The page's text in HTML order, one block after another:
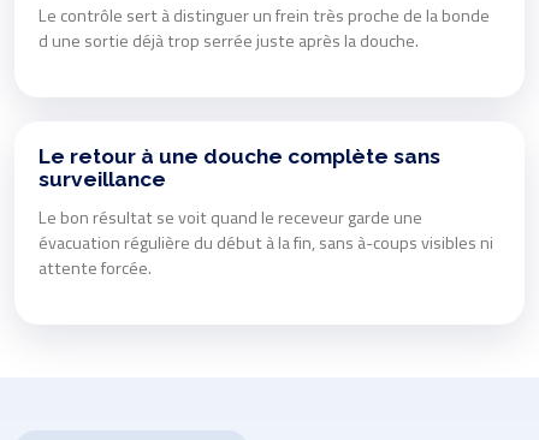
Le contrôle sert à distinguer un frein très proche de la bonde
d une sortie déjà trop serrée juste après la douche.
Le retour à une douche complète sans
surveillance
Le bon résultat se voit quand le receveur garde une
évacuation régulière du début à la fin, sans à-coups visibles ni
attente forcée.